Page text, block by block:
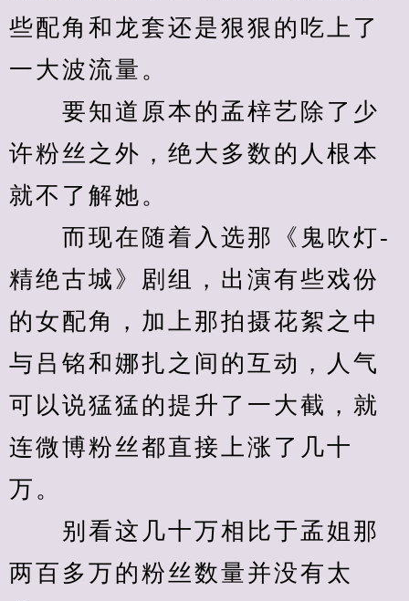
些配角和龙套还是狠狠的吃上了
一大波流量。
要知道原本的孟梓艺除了少
许粉丝之外，绝大多数的人根本
就不了解她。
而现在随着入选那《鬼吹灯-
精绝古城》剧组，出演有些戏份
的女配角，加上那拍摄花絮之中
与吕铭和娜扎之间的互动，人气
可以说猛猛的提升了一大截，就
连微博粉丝都直接上涨了几十
万。
别看这几十万相比于孟姐那
两百多万的粉丝数量并没有太